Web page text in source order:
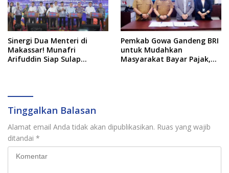
Sinergi Dua Menteri di
Makassar! Munafri
Arifuddin Siap Sulap
Pemkab Gowa Gandeng BRI
untuk Mudahkan
Masyarakat Bayar Pajak,
Tinggalkan Balasan
Alamat email Anda tidak akan dipublikasikan. Ruas yang wajib
ditandai *